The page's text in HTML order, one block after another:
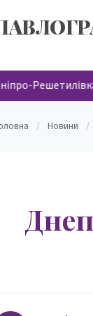
/ Новини /